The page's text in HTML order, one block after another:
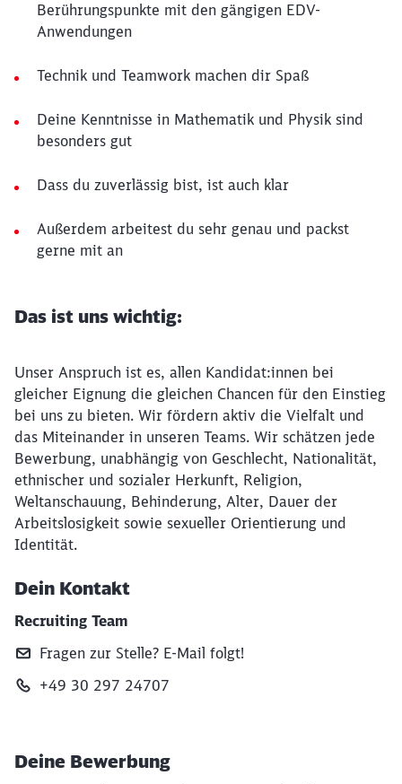
Berührungspunkte mit den gängigen EDV-
Anwendungen
Technik und Teamwork machen dir Spaß
Deine Kenntnisse in Mathematik und Physik sind
besonders gut
Dass du zuverlässig bist, ist auch klar
Außerdem arbeitest du sehr genau und packst
gerne mit an
Das ist uns wichtig:
Unser Anspruch ist es, allen Kandidat:innen bei
gleicher Eignung die gleichen Chancen für den Einstieg
bei uns zu bieten. Wir fördern aktiv die Vielfalt und
das Miteinander in unseren Teams. Wir schätzen jede
Bewerbung, unabhängig von Geschlecht, Nationalität,
ethnischer und sozialer Herkunft, Religion,
Weltanschauung, Behinderung, Alter, Dauer der
Arbeitslosigkeit sowie sexueller Orientierung und
Identität.
Dein Kontakt
Recruiting Team
Fragen zur Stelle? E‑Mail folgt!
+49 30 297 24707
Deine Bewerbung